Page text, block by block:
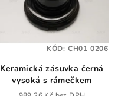
Keramická zásuvka černá
vysoká s rámečkem
KÓD: CH01 0206